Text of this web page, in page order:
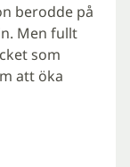
berodde på
Men fullt
som
att öka